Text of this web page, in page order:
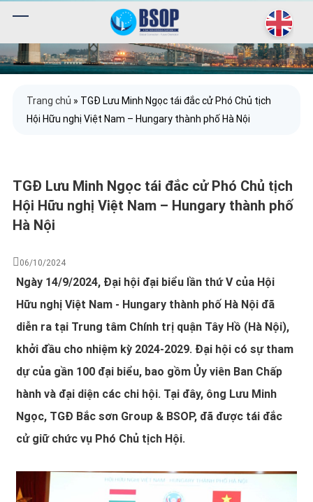
Trang chủ » TGĐ Lưu Minh Ngọc tái đắc cử Phó Chủ tịch
Hội Hữu nghị Việt Nam – Hungary thành phố Hà Nội
TGĐ Lưu Minh Ngọc tái đắc cử Phó Chủ tịch
Hội Hữu nghị Việt Nam – Hungary thành phố
Hà Nội
06/10/2024
Ngày 14/9/2024, Đại hội đại biểu lần thứ V của Hội
Hữu nghị Việt Nam - Hungary thành phố Hà Nội đã
diễn ra tại Trung tâm Chính trị quận Tây Hồ (Hà Nội),
khởi đầu cho nhiệm kỳ 2024-2029. Đại hội có sự tham
dự của gần 100 đại biểu, bao gồm Ủy viên Ban Chấp
hành và đại diện các chi hội. Tại đây, ông Lưu Minh
Ngọc, TGĐ Bắc sơn Group & BSOP, đã được tái đắc
cử giữ chức vụ Phó Chủ tịch Hội.